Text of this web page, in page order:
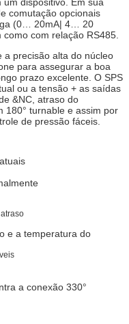
comutação opcionais
(0… 20mA| 4… 20
com relação RS485.
a precisão alta do núcleo
para assegurar a boa
prazo excelente. O SPS
ou a tensão + as saídas
&NC, atraso do
180° turnable e assim por
de pressão fáceis.
e a temperatura do
a conexão 330°